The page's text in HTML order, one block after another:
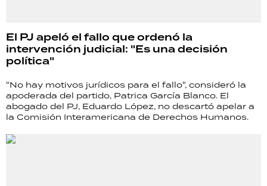
El PJ apeló el fallo que ordenó la
intervención judicial: "Es una decisión
política"
"No hay motivos jurídicos para el fallo", consideró la
apoderada del partido, Patrica García Blanco. El
abogado del PJ, Eduardo López, no descartó apelar a
la Comisión Interamericana de Derechos Humanos.